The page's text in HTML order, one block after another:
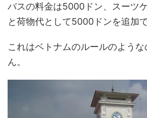
バスの料金は5000ドン、スーツ
と荷物代として5000ドンを追加
これはベトナムのルールのよう
ん。